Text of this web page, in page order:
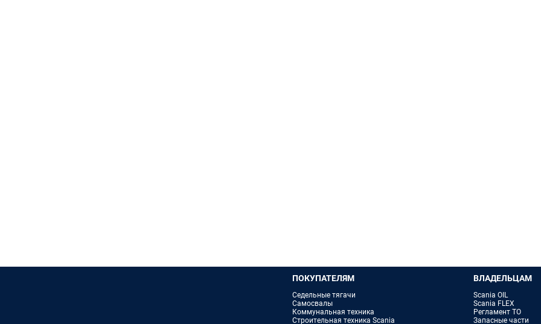
ПОКУПАТЕЛЯМ
Седельные тягачи
Самосвалы
Коммунальная техника
Строительная техника Scania
ВЛАДЕЛЬЦАМ
Scania OIL
Scania FLEX
Регламент ТО
Запасные части